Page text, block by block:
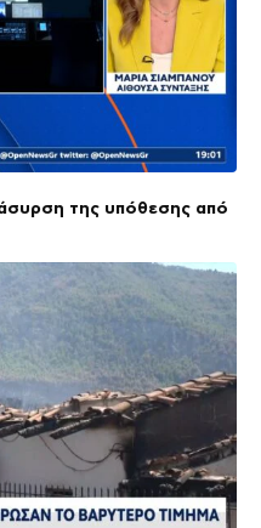
της υπόθεσης από